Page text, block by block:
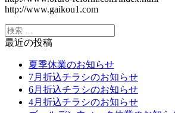
http://www.gaikou1.com
最近の投稿
夏季休業のお知らせ
7月折込チラシのお知らせ
6月折込チラシのお知らせ
4月折込チラシのお知らせ